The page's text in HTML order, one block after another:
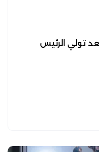
تولي الرئيس